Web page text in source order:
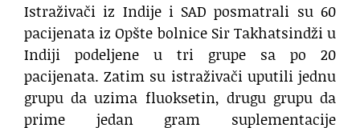
Istraživači iz Indije i SAD posmatrali su 60
pacijenata iz Opšte bolnice Sir Takhatsindži u
Indiji podeljene u tri grupe sa po 20
pacijenata. Zatim su istraživači uputili jednu
grupu da uzima fluoksetin, drugu grupu da
prime jedan gram suplementacije